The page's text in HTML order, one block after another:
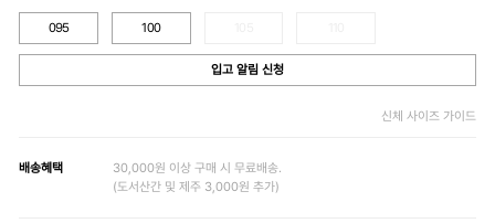
095 100
입고 알림 신청
신체 사이즈 가이드
배송혜택
30,000원 이상 구매 시 무료배송.
(도서산간 및 제주 3,000원 추가)